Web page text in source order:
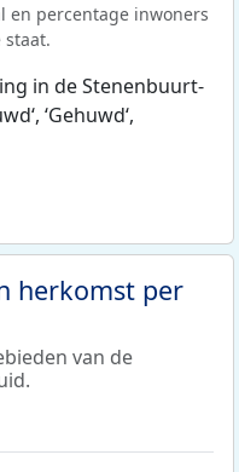
en percentage inwoners
in de Stenenbuurt-
‘Gehuwd‘,
herkomst per
van de